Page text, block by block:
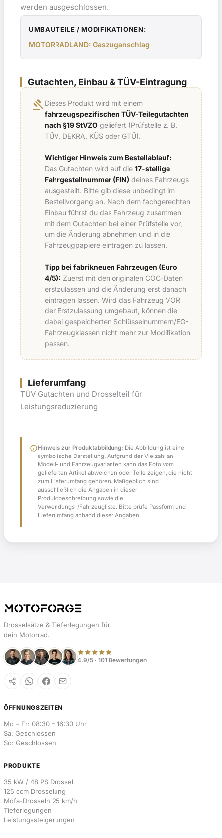
werden ausgeschlossen.
UMBAUTEILE / MODIFIKATIONEN:
MOTORRADLAND: Gaszuganschlag
Gutachten, Einbau & TÜV-Eintragung
gavel Dieses Produkt wird mit einem
fahrzeugspezifischen TÜV-Teilegutachten
nach §19 StVZO geliefert (Prüfstelle z. B.
TÜV, DEKRA, KÜS oder GTÜ).
Wichtiger Hinweis zum Bestellablauf:
Das Gutachten wird auf die 17-stellige
Fahrgestellnummer (FIN) deines Fahrzeugs
ausgestellt. Bitte gib diese unbedingt im
Bestellvorgang an. Nach dem fachgerechten
Einbau führst du das Fahrzeug zusammen
mit dem Gutachten bei einer Prüfstelle vor,
um die Änderung abnehmen und in die
Fahrzeugpapiere eintragen zu lassen.
Tipp bei fabrikneuen Fahrzeugen (Euro
4/5): Zuerst mit den originalen COC-Daten
erstzulassen und die Änderung erst danach
eintragen lassen. Wird das Fahrzeug VOR
der Erstzulassung umgebaut, können die
dabei gespeicherten Schlüsselnummern/EG-
Fahrzeugklassen nicht mehr zur Modifikation
passen.
Lieferumfang
TÜV Gutachten und Drosselteil für
Leistungsreduzierung
infoHinweis zur Produktabbildung: Die Abbildung ist eine
symbolische Darstellung. Aufgrund der Vielzahl an
Modell- und Fahrzeugvarianten kann das Foto vom
gelieferten Artikel abweichen oder Teile zeigen, die nicht
zum Lieferumfang gehören. Maßgeblich sind
ausschließlich die Angaben in dieser
Produktbeschreibung sowie die
Verwendungs-/Fahrzeugliste. Bitte prüfe Passform und
Lieferumfang anhand dieser Angaben.
Drosselsätze & Tieferlegungen für
dein Motorrad.
4.9/5 · 101 Bewertungen
ÖFFNUNGSZEITEN
Mo – Fr: 08:30 – 16:30 Uhr
Sa: Geschlossen
So: Geschlossen
PRODUKTE
35 kW / 48 PS Drossel
125 ccm Drosselung
Mofa-Drosseln 25 km/h
Tieferlegungen
Leistungssteigerungen